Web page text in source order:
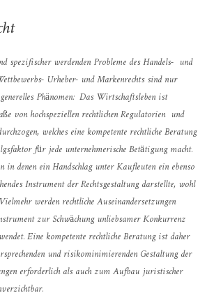
werdenden Probleme des Handels- und
Urheber- und Markenrechts sind nur
Phänomen: Das Wirtschaftsleben ist
von hochspeziellen rechtlichen Regulatorien und
welches eine kompetente rechtliche Beratung
für jede unternehmerische Betätigung macht.
denen ein Handschlag unter Kaufleuten ein ebenso
Instrument der Rechtsgestaltung darstellte, wohl
werden rechtliche Auseinandersetzungen
zur Schwächung unliebsamer Konkurrenz
Eine kompetente rechtliche Beratung ist daher
und risikominimierenden Gestaltung der
erforderlich als auch zum Aufbau juristischer